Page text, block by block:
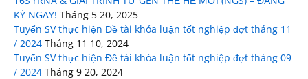
KÝ NGAY! Tháng 5 20, 2025
Tuyển SV thực hiện Đề tài khóa luận tốt nghiệp đợt tháng 11
/ 2024 Tháng 11 10, 2024
Tuyển SV thực hiện Đề tài khóa luận tốt nghiệp đợt tháng 09
/ 2024 Tháng 9 20, 2024